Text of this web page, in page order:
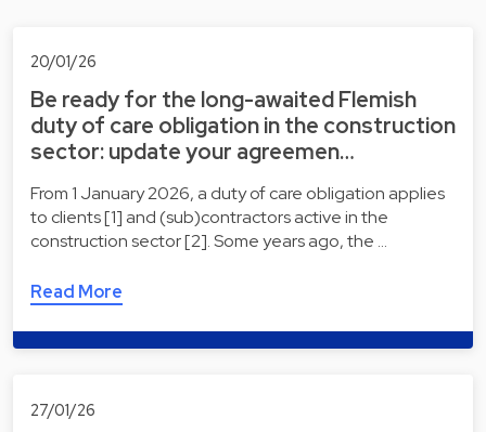
20/01/26
Be ready for the long-awaited Flemish
duty of care obligation in the construction
sector: update your agreemen…
From 1 January 2026, a duty of care obligation applies
to clients [1] and (sub)contractors active in the
construction sector [2]. Some years ago, the …
Read More
27/01/26